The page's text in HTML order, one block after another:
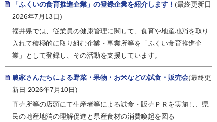
「ふくいの食育推進企業」の登録企業を紹介します！ (最終更新日
2026年7月13日)
福井県では、従業員の健康管理に関して、食育や地産地消を取り
入れて積極的に取り組む企業・事業所等を「ふくい食育推進企
業」として登録し、その活動を支援しています。
農家さんたちによる野菜・果物・お米などの試食・販売会(最終更
新日 2026年7月10日)
直売所等の店頭にて生産者等による試食・販売ＰＲを実施し、県
民の地産地消の理解促進と県産食材の消費喚起を図る